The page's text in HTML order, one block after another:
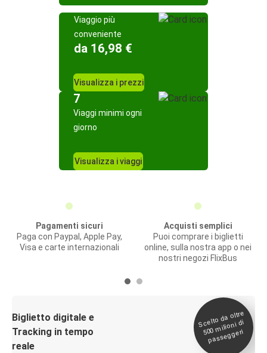
Viaggio più
conveniente
da 16,98 €
Visualizza i prezzi
7
Viaggi minimi ogni
giorno
Visualizza i viaggi
Pagamenti sicuri
Paga con Paypal, Apple Pay,
Visa e carte internazionali
Acquisti semplici
Puoi comprare i biglietti
online, sulla nostra app o nei
nostri negozi FlixBus
Biglietto digitale e
Tracking in tempo
reale
Scelto da oltre
500
milioni di
passeggeri